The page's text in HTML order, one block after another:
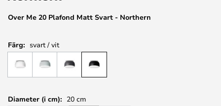
Over Me 20 Plafond Matt Svart - Northern
Färg: svart / vit
Diameter (i cm): 20 cm